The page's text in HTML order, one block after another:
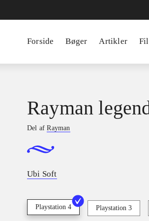
Forside Bøger Artikler
Rayman
Del afRayman
Ubi Soft
Playstation 4 Playstation 3